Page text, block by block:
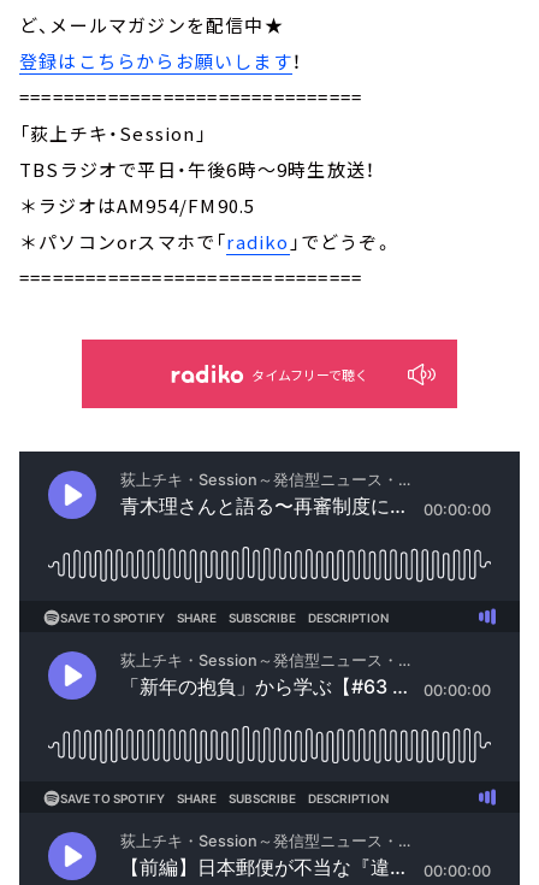
ど、メールマガジンを配信中★
登録はこちらからお願いします！
===============================
「荻上チキ・Session」
TBSラジオで平日・午後6時～9時生放送！
＊ラジオはAM954/FM90.5
＊パソコンorスマホで「radiko 」でどうぞ。
===============================
タイムフリーで聴く